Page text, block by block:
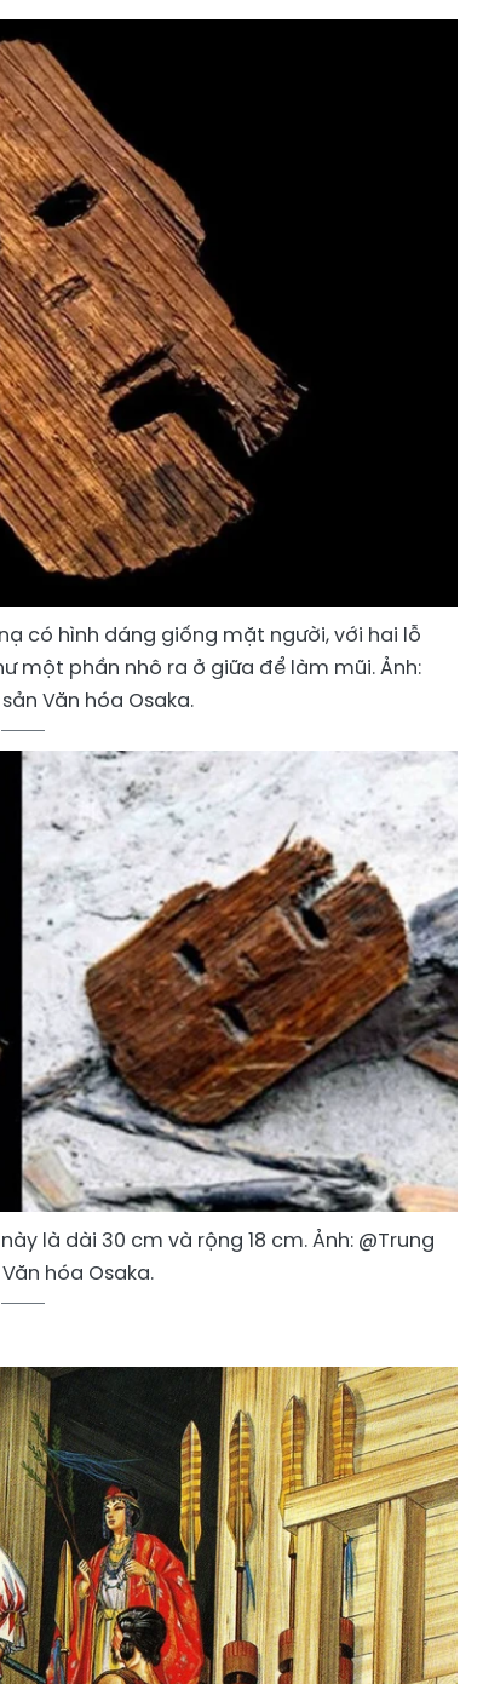
có hình dáng giống mặt người, với hai lỗ
một phần nhô ra ở giữa để làm mũi. Ảnh:
Văn hóa Osaka.
là dài 30 cm và rộng 18 cm. Ảnh: @Trung
hóa Osaka.